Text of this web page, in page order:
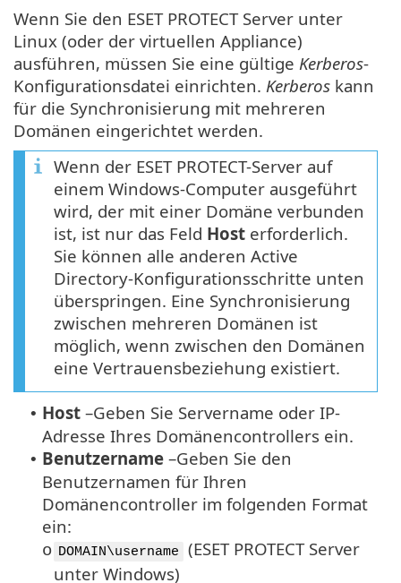
Wenn Sie den ESET PROTECT Server unter
Linux (oder der virtuellen Appliance)
ausführen, müssen Sie eine gültige Kerberos-
Konfigurationsdatei einrichten. Kerberos kann
für die Synchronisierung mit mehreren
Domänen eingerichtet werden.
Wenn der ESET PROTECT-Server auf
einem Windows-Computer ausgeführt
wird, der mit einer Domäne verbunden
ist, ist nur das Feld Host erforderlich.
Sie können alle anderen Active
Directory-Konfigurationsschritte unten
überspringen. Eine Synchronisierung
zwischen mehreren Domänen ist
möglich, wenn zwischen den Domänen
eine Vertrauensbeziehung existiert.
• Host –Geben Sie Servername oder IP-
Adresse Ihres Domänencontrollers ein.
• Benutzername –Geben Sie den
Benutzernamen für Ihren
Domänencontroller im folgenden Format
ein:
o DOMAIN\username
(ESET PROTECT Server
unter Windows)